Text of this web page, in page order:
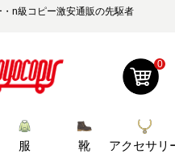
n級コピー激安通販の先駆者
0
服 靴
アクセサリ